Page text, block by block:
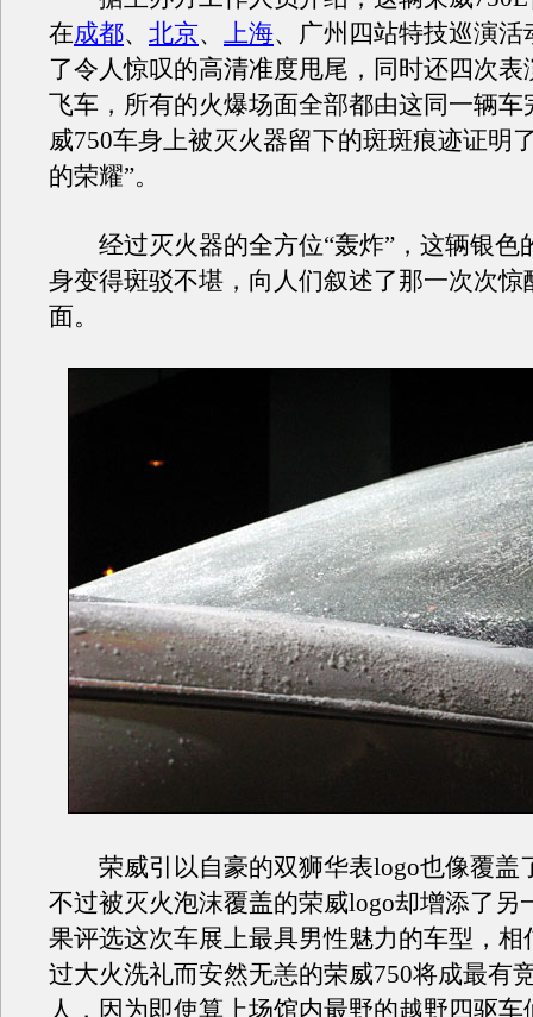
在成都、 北京、 上海、广州四站特技巡演活
了令人惊叹的高清准度甩尾，同时还四次表
飞车，所有的火爆场面全部都由这同一辆车
威750车身上被灭火器留下的斑斑痕迹证明
的荣耀”。
经过灭火器的全方位“轰炸”，这辆银色
身变得斑驳不堪，向人们叙述了那一次次惊
面。
荣威引以自豪的双狮华表logo也像覆盖
不过被灭火泡沫覆盖的荣威logo却增添了另
果评选这次车展上最具男性魅力的车型，相
过大火洗礼而安然无恙的荣威750将成最有
人，因为即使算上场馆内最野的越野四驱车